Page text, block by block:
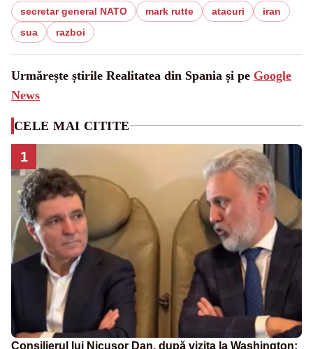
secretar general NATO mark rutte atacuri
iran
sua
razboi
Urmărește știrile Realitatea din Spania și pe Google
News
CELE MAI CITITE
1
Consilierul lui Nicușor Dan, după vizita la Washington: